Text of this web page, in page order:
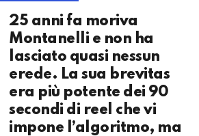
25 anni fa moriva
Montanelli e non ha
lasciato quasi nessun
erede. La sua brevitas
era più potente dei 90
secondi di reel che vi
impone l’algoritmo, ma